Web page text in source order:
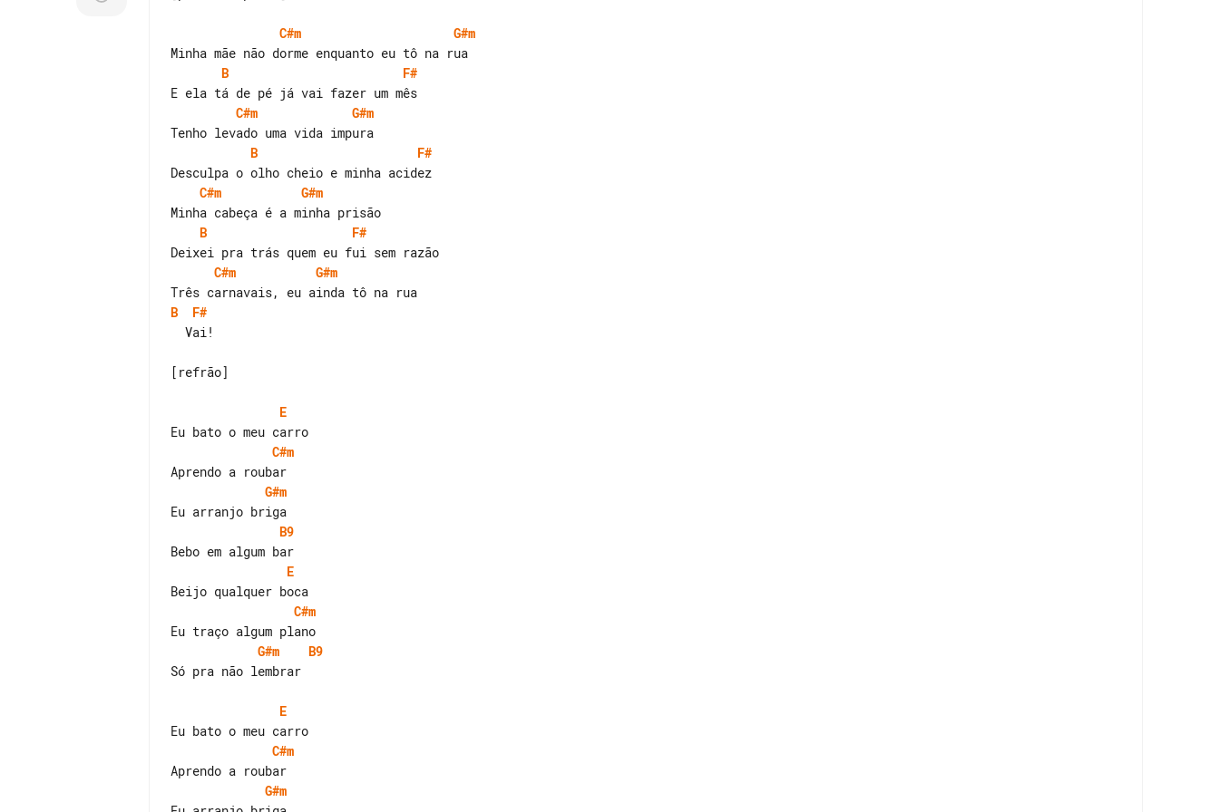
C#m
G#m
B
F#
C#m
G#m
B
F#
C#m
G#m
B
F#
C#m
G#m
B
F#
[refrão]
E
C#m
G#m
B9
E
C#m
G#m
B9
Só pra não lembrar
E
C#m
G#m